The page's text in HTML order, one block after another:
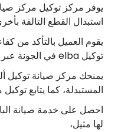
يوفر مركز توكيل مركز
استبدال القطع التالفة
يقوم العميل بالتأكد من
توكيل elba في الجونة عبر إعادة تشغيله.
يمنحك مركز صيانة توكيل
المستبدلة، كما يتابع
احصل على خدمة صيانة
لها مثيل،